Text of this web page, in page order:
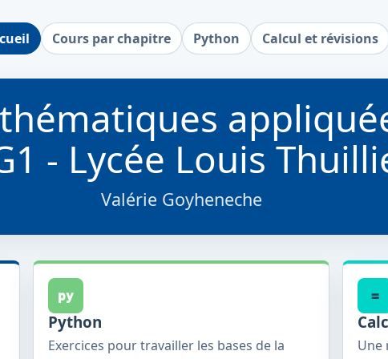
Cours par chapitre Python Calcul et révisions
- Lycée Louis
Valérie Goyheneche
py
Python
Exercices pour travailler les bases de la
=
Une